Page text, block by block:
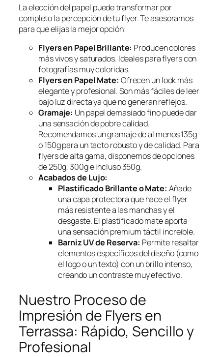
La elección del papel puede transformar por
completo la percepción de tu flyer. Te asesoramos
para que elijas la mejor opción:
Flyers en Papel Brillante: Producen colores
más vivos y saturados. Ideales para flyers con
fotografías muy coloridas.
Flyers en Papel Mate: Ofrecen un look más
elegante y profesional. Son más fáciles de leer
bajo luz directa ya que no generan reflejos.
Gramaje: Un papel demasiado fino puede dar
una sensación de pobre calidad.
Recomendamos un gramaje de al menos 135g
o 150g para un tacto robusto y de calidad. Para
flyers de alta gama, disponemos de opciones
de 250g, 300g e incluso 350g.
Acabados de Lujo:
Plastificado Brillante o Mate: Añade
una capa protectora que hace el flyer
más resistente a las manchas y el
desgaste. El plastificado mate aporta
una sensación premium táctil increíble.
Barniz UV de Reserva: Permite resaltar
elementos específicos del diseño (como
el logo o un texto) con un brillo intenso,
creando un contraste muy efectivo.
Nuestro Proceso de
Impresión de Flyers en
Terrassa: Rápido, Sencillo y
Profesional